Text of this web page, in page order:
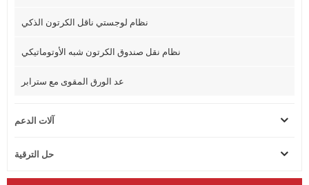
نظام لوجستي ناقل الكرتون الذكي
نظام نقل صندوق الكرتون شبه الأوتوماتيكي
عد الورق المقوى مع سترابر
آلات الدعم
حل الترقية